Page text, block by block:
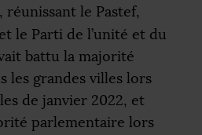
réunissant le Pastef,
le Parti de l’unité et du
battu la majorité
les grandes villes lors
de janvier 2022, et
parlementaire lors